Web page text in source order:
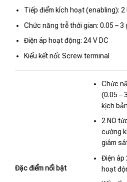
Tiếp điểm kích hoạt (enabling): 2
Chức năng trễ thời gian: 0.05 – 3
Điện áp hoạt động: 24 V DC
Kiểu kết nối: Screw terminal
Đặc điểm nổi bật
Chức
(0.05 –
kịch
2 NO
cường
giám
Điện áp
hoạt